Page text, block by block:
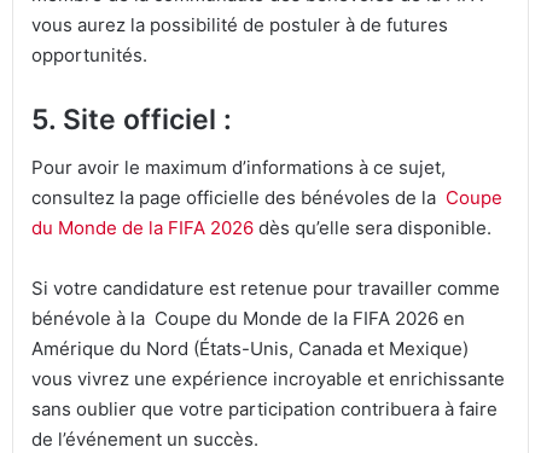
vous aurez la possibilité de postuler à de futures
opportunités.
5. Site officiel :
Pour avoir le maximum d’informations à ce sujet,
consultez la page officielle des bénévoles de la Coupe
du Monde de la FIFA 2026 dès qu’elle sera disponible.
Si votre candidature est retenue pour travailler comme
bénévole à la Coupe du Monde de la FIFA 2026 en
Amérique du Nord (États-Unis, Canada et Mexique)
vous vivrez une expérience incroyable et enrichissante
sans oublier que votre participation contribuera à faire
de l’événement un succès.